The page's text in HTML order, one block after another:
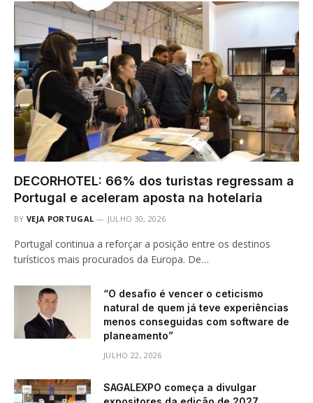
DECORHOTEL: 66% dos turistas regressam a
Portugal e aceleram aposta na hotelaria
BY VEJA PORTUGAL JULHO 30, 2026
Portugal continua a reforçar a posição entre os destinos
turísticos mais procurados da Europa. De…
“O desafio é vencer o ceticismo
natural de quem já teve experiências
menos conseguidas com software de
planeamento”
JULHO 22, 2026
SAGALEXPO começa a divulgar